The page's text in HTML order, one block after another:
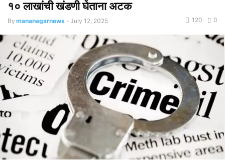
१० लाखांची खंडणी घेताना अटक
By mananagarnews - July 12, 2025 0
120